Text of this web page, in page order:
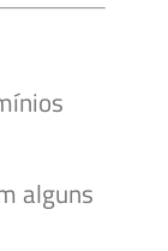
alguns